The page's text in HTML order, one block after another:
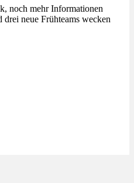
noch mehr Informationen
neue Frühteams wecken